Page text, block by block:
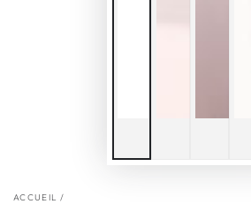
ACCUEIL /